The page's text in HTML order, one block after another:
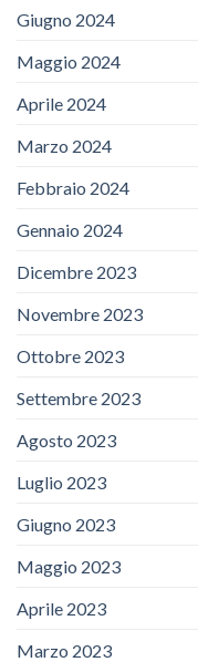
Giugno 2024
Maggio 2024
Aprile 2024
Marzo 2024
Febbraio 2024
Gennaio 2024
Dicembre 2023
Novembre 2023
Ottobre 2023
Settembre 2023
Agosto 2023
Luglio 2023
Giugno 2023
Maggio 2023
Aprile 2023
Marzo 2023